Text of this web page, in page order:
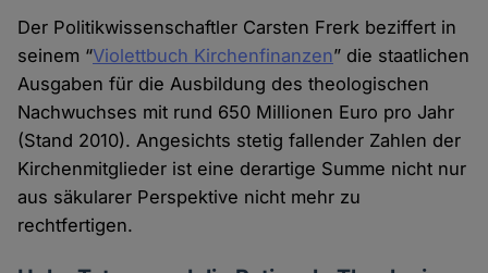
Der Politikwissenschaftler Carsten Frerk beziffert in
seinem “Violettbuch Kirchenfinanzen” die staatlichen
Ausgaben für die Ausbildung des theologischen
Nachwuchses mit rund 650 Millionen Euro pro Jahr
(Stand 2010). Angesichts stetig fallender Zahlen der
Kirchenmitglieder ist eine derartige Summe nicht nur
aus säkularer Perspektive nicht mehr zu
rechtfertigen.